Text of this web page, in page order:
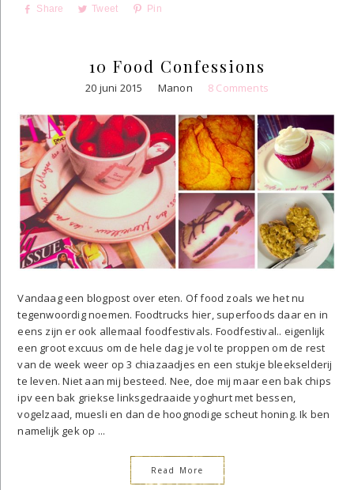
Share Tweet Pin
10 Food Confessions
20 juni 2015 Manon 8 Comments
Vandaag een blogpost over eten. Of food zoals we het nu
tegenwoordig noemen. Foodtrucks hier, superfoods daar en in
eens zijn er ook allemaal foodfestivals. Foodfestival.. eigenlijk
een groot excuus om de hele dag je vol te proppen om de rest
van de week weer op 3 chiazaadjes en een stukje bleekselderij
te leven. Niet aan mij besteed. Nee, doe mij maar een bak chips
ipv een bak griekse linksgedraaide yoghurt met bessen,
vogelzaad, muesli en dan de hoognodige scheut honing. Ik ben
namelijk gek op ...
Read More